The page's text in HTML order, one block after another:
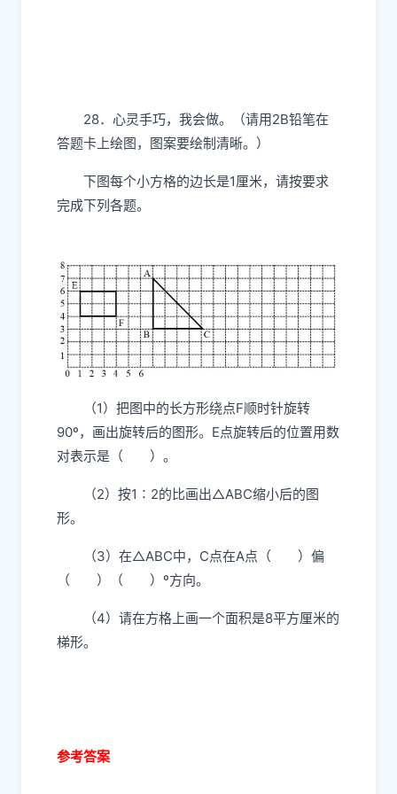
28．心灵手巧，我会做。（请用2B铅笔在
答题卡上绘图，图案要绘制清晰。）
下图每个小方格的边长是1厘米，请按要求
完成下列各题。
（1）把图中的长方形绕点F顺时针旋转
90º，画出旋转后的图形。E点旋转后的位置用数
对表示是（ ）。
（2）按1∶2的比画出△ABC缩小后的图
形。
（3）在△ABC中，C点在A点（ ）偏
（ ）（ ）º方向。
（4）请在方格上画一个面积是8平方厘米的
梯形。
参考答案